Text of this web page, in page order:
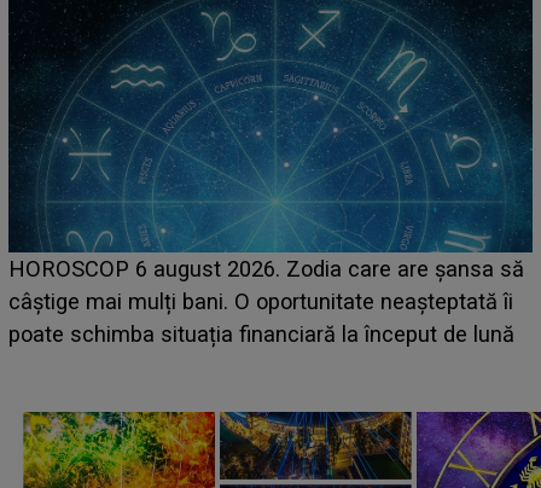
HOROSCOP 6 august 2026. Zodia care are șansa să
câștige mai mulți bani. O oportunitate neașteptată îi
poate schimba situația financiară la început de lună